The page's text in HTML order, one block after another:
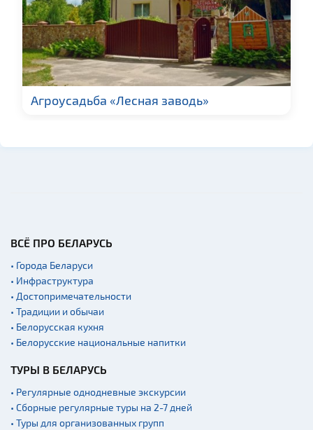
Агроусадьба «Лесная заводь»
ВСЁ ПРО БЕЛАРУСЬ
• Города Беларуси
• Инфраструктура
• Достопримечательности
• Традиции и обычаи
• Белорусская кухня
• Белорусские национальные напитки
ТУРЫ В БЕЛАРУСЬ
• Регулярные однодневные экскурсии
• Сборные регулярные туры на 2-7 дней
• Туры для организованных групп